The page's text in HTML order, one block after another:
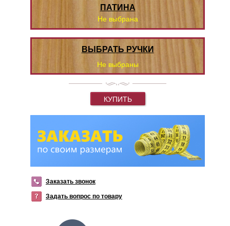
ПАТИНА
Не выбрана
ВЫБРАТЬ РУЧКИ
Не выбраны
КУПИТЬ
Заказать звонок
Задать вопрос по товару